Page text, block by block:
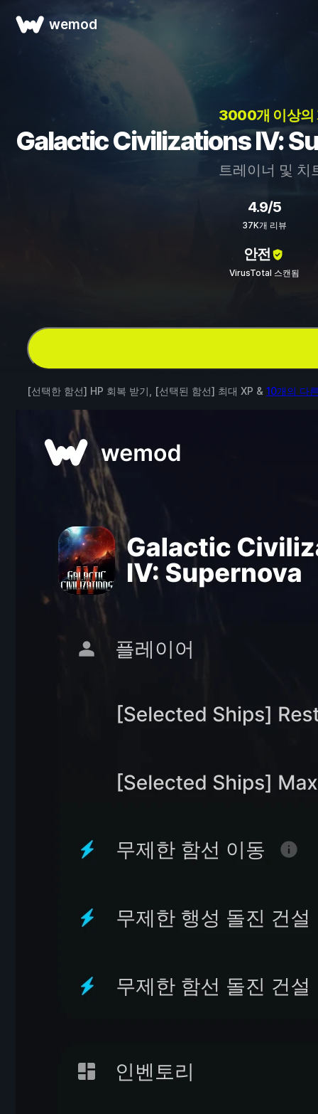
wemod
3000개 이상의
Galactic Civilizations IV:
트레이너 및 치
4.9/5
37K개 리뷰
안전
VirusTotal 스캔됨
[선택한 함선] HP 회복 받기, [선택된 함선] 최대 XP & 10개의 다